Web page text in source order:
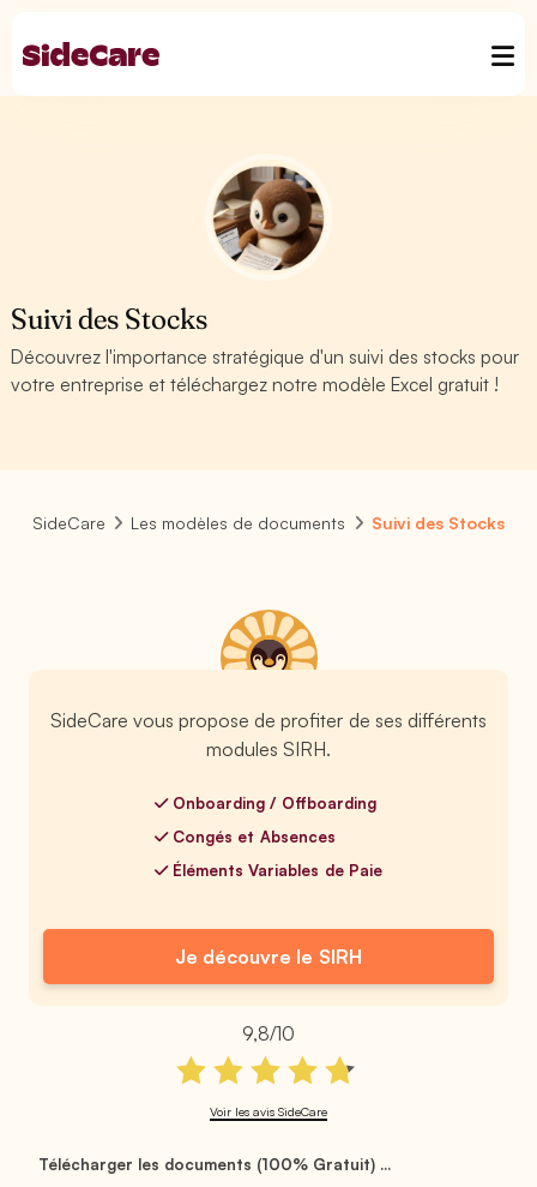
Suivi des Stocks
Découvrez l'importance stratégique d'un suivi des stocks pour
votre entreprise et téléchargez notre modèle Excel gratuit !
SideCare Les modèles de documents Suivi des Stocks
SideCare vous propose de profiter de ses différents
modules SIRH.
Onboarding / Offboarding
Congés et Absences
Éléments Variables de Paie
Je découvre le SIRH
9,8/10
Voir les avis SideCare
Télécharger les documents (100% Gratuit) ...